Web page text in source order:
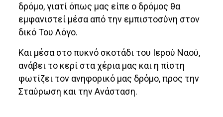
δρόμο, γιατί όπως μας είπε ο δρόμος θα
εμφανιστεί μέσα από την εμπιστοσύνη στον
δικό Του Λόγο.
Και μέσα στο πυκνό σκοτάδι του Ιερού Ναού,
ανάβει το κερί στα χέρια μας και η πίστη
φωτίζει τον ανηφορικό μας δρόμο, προς την
Σταύρωση και την Ανάσταση.